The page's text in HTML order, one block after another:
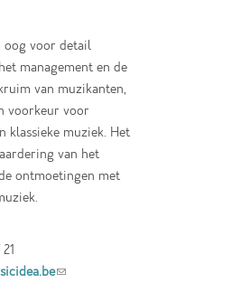
oog voor detail
management en de
van muzikanten,
voorkeur voor
klassieke muziek. Het
van het
ontmoetingen met
(link sends e-